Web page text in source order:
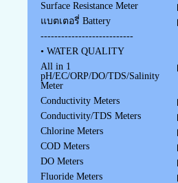
Surface Resistance Meter
แบตเตอรี่ Battery
---------------------------
• WATER QUALITY
All in 1
pH/EC/ORP/DO/TDS/Salinity
Meter
Conductivity Meters
Conductivity/TDS Meters
Chlorine Meters
COD Meters
DO Meters
Fluoride Meters